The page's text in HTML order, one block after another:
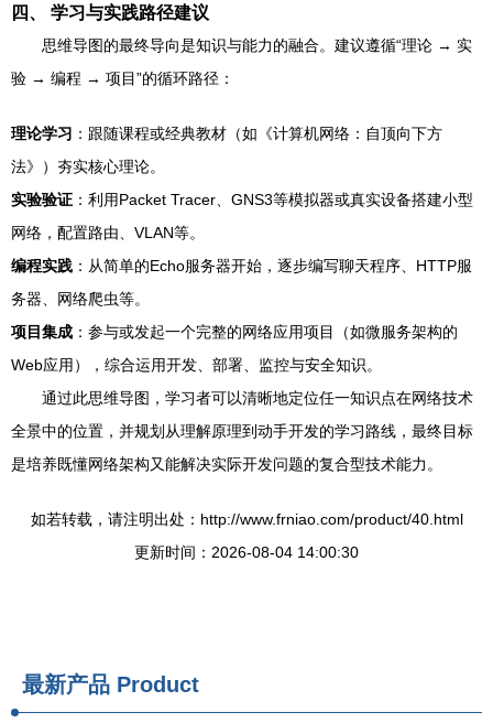
四、 学习与实践路径建议
思维导图的最终导向是知识与能力的融合。建议遵循“理论 → 实
验 → 编程 → 项目”的循环路径：
理论学习 ：跟随课程或经典教材（如《计算机网络：自顶向下方
法》）夯实核心理论。
实验验证 ：利用Packet Tracer、GNS3等模拟器或真实设备搭建小型
网络，配置路由、VLAN等。
编程实践 ：从简单的Echo服务器开始，逐步编写聊天程序、HTTP服
务器、网络爬虫等。
项目集成 ：参与或发起一个完整的网络应用项目（如微服务架构的
Web应用），综合运用开发、部署、监控与安全知识。
通过此思维导图，学习者可以清晰地定位任一知识点在网络技术
全景中的位置，并规划从理解原理到动手开发的学习路线，最终目标
是培养既懂网络架构又能解决实际开发问题的复合型技术能力。
如若转载，请注明出处：http://www.frniao.com/product/40.html
更新时间：2026-08-04 14:00:30
最新产品 Product